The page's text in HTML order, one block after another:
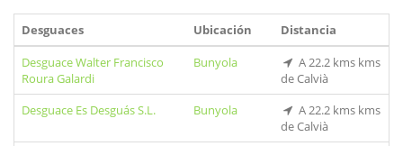
Desguaces Ubicación
Distancia
Desguace Walter Francisco
Roura Galardi
Bunyola
A 22.2 kms kms
de Calvià
Desguace Es Desguás S.L.
Bunyola
A 22.2 kms kms
de Calvià